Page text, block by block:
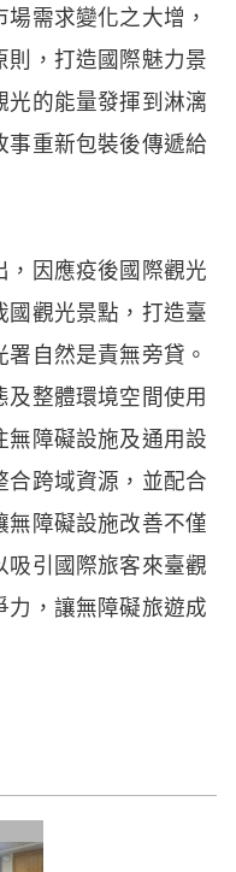
需求變化之大增，
則，打造國際魅力景
光的能量發揮到淋漓
事重新包裝後傳遞給
，因應疫後國際觀光
國觀光景點，打造臺
自然是責無旁貸。
及整體環境空間使用
無障礙設施及通用設
合跨域資源，並配合
無障礙設施改善不僅
吸引國際旅客來臺觀
力，讓無障礙旅遊成